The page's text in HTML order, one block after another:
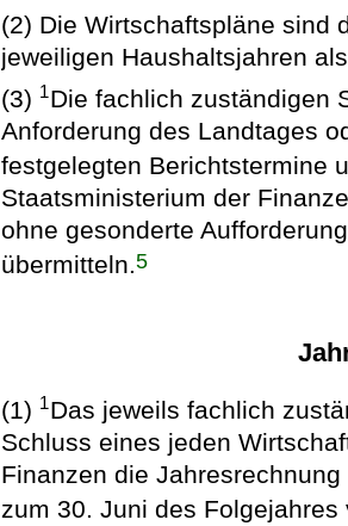
(2) Die Wirtschaftspläne sind
jeweiligen Haushaltsjahren
(3) 1Die fachlich zuständigen
Anforderung des Landtages
festgelegten Berichtstermine
Staatsministerium der
ohne gesonderte
übermitteln.5
(1) 1Das jeweils fachlich
Schluss eines jeden
Finanzen die
zum 30. Juni des